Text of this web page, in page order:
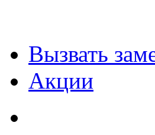
Вызвать
Акции